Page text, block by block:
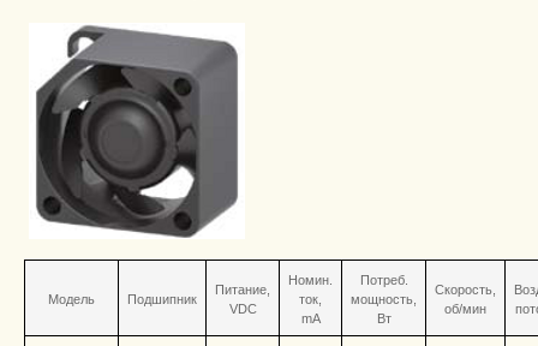
Модель Подшипник
Питание,
VDC
Номин.
ток,
mA
Потреб.
мощность,
Вт
Скорость,
об/мин